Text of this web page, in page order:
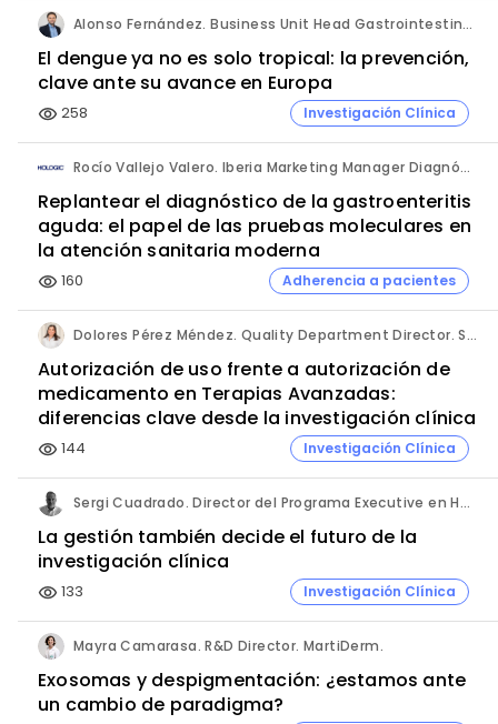
Alonso Fernández. Business Unit Head Gastrointestinal & Vaccines. Takeda España.
El dengue ya no es solo tropical: la prevención,
clave ante su avance en Europa
visibility 258 Investigación Clínica
Rocío Vallejo Valero. Iberia Marketing Manager Diagnóstico. Hologic.
Replantear el diagnóstico de la gastroenteritis
aguda: el papel de las pruebas moleculares en
la atención sanitaria moderna
visibility 160 Adherencia a pacientes
Dolores Pérez Méndez. Quality Department Director. Sermes CRO.
Autorización de uso frente a autorización de
medicamento en Terapias Avanzadas:
diferencias clave desde la investigación clínica
visibility 144 Investigación Clínica
Sergi Cuadrado. Director del Programa Executive en Habilidades Directivas y Gestión en Investigación Clínica e Innovación Sanitaria (Cesif).
La gestión también decide el futuro de la
investigación clínica
visibility 133 Investigación Clínica
Mayra Camarasa. R&D Director. MartiDerm.
Exosomas y despigmentación: ¿estamos ante
un cambio de paradigma?